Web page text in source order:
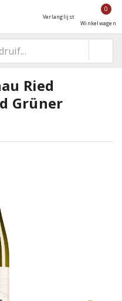
Verlanglijst
0
Winkelwagen
Ried
Grüner